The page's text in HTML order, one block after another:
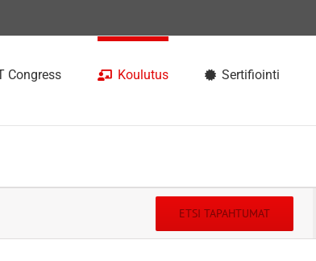
Congress Koulutus Sertifiointi
ETSI TAPAHTUMAT